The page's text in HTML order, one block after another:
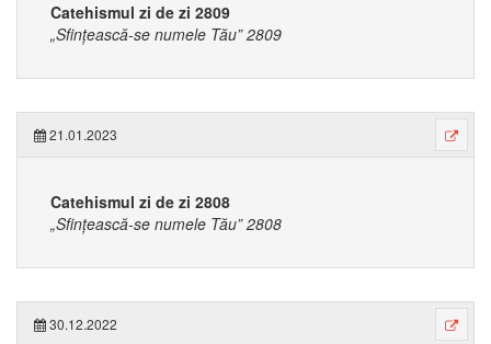
Catehismul zi de zi 2809
„Sfințească-se numele Tău” 2809
21.01.2023
Catehismul zi de zi 2808
„Sfințească-se numele Tău” 2808
30.12.2022